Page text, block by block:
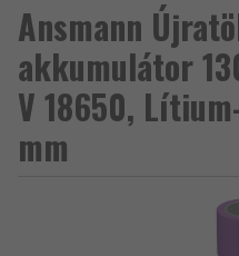
Ansmann
akkumulátor
V 18650,
mm